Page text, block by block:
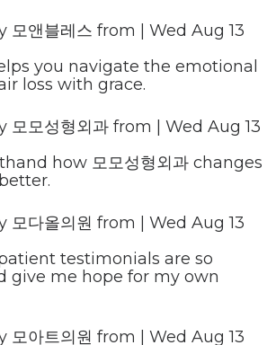
모앤블레스 from
Wed Aug 13
you navigate the emotional
loss with grace.
모모성형외과 from
Wed Aug 13
how 모모성형외과 changes
모다올의원 from
Wed Aug 13
patient testimonials are so
give me hope for my own
모아트의원 from
Wed Aug 13